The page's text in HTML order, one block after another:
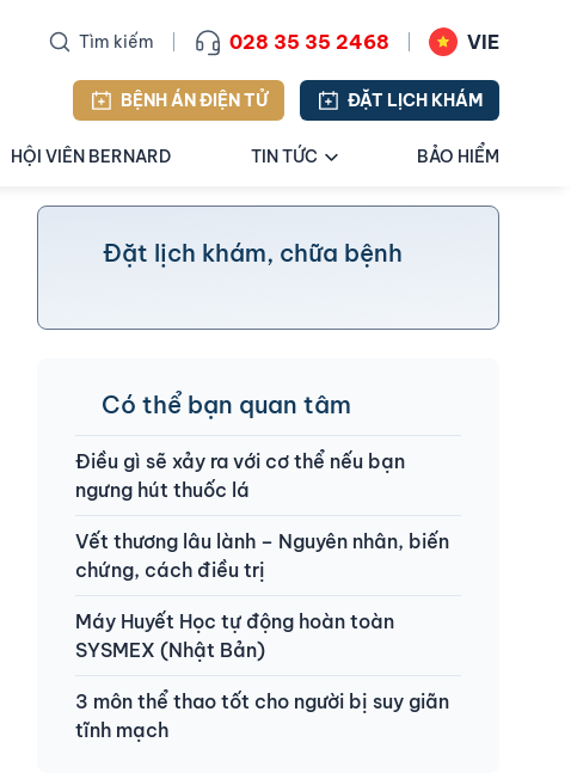
Tìm kiếm 028 35 35 2468 VIE
BỆNH ÁN ĐIỆN TỬ ĐẶT LỊCH KHÁM
HỘI VIÊN BERNARD TIN TỨC BẢO HIỂM
Đặt lịch khám, chữa bệnh
Có thể bạn quan tâm
Điều gì sẽ xảy ra với cơ thể nếu bạn
ngưng hút thuốc lá
Vết thương lâu lành – Nguyên nhân, biến
chứng, cách điều trị
Máy Huyết Học tự động hoàn toàn
SYSMEX (Nhật Bản)
3 môn thể thao tốt cho người bị suy giãn
tĩnh mạch